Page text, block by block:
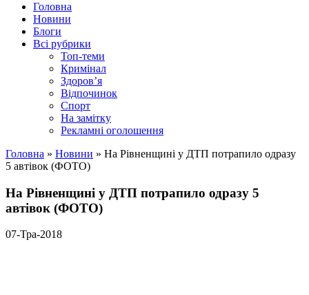
Головна
Новини
Блоги
Всі рубрики
Топ-теми
Кримінал
Здоров’я
Відпочинок
Спорт
На замітку
Рекламні оголошення
Головна » Новини » На Рівненщині у ДТП потрапило одразу
5 автівок (ФОТО)
На Рівненщині у ДТП потрапило одразу 5
автівок (ФОТО)
07-Тра-2018